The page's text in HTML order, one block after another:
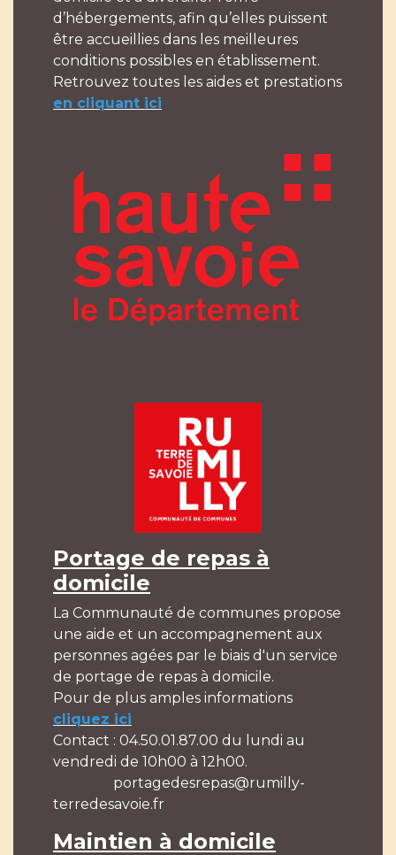
d’hébergements, afin qu’elles puissent
être accueillies dans les meilleures
conditions possibles en établissement.
Retrouvez toutes les aides et prestations
en cliquant ici
Portage de repas à
domicile
La Communauté de communes propose
une aide et un accompagnement aux
personnes agées par le biais d'un service
de portage de repas à domicile.
Pour de plus amples informations
cliquez ici
Contact : 04.50.01.87.00 du lundi au
vendredi de 10h00 à 12h00.
portagedesrepas@rumilly-
terredesavoie.fr
Maintien à domicile